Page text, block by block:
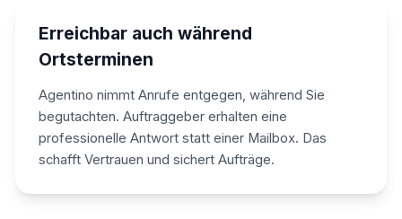
Erreichbar auch während
Ortsterminen
Agentino nimmt Anrufe entgegen, während Sie
begutachten. Auftraggeber erhalten eine
professionelle Antwort statt einer Mailbox. Das
schafft Vertrauen und sichert Aufträge.